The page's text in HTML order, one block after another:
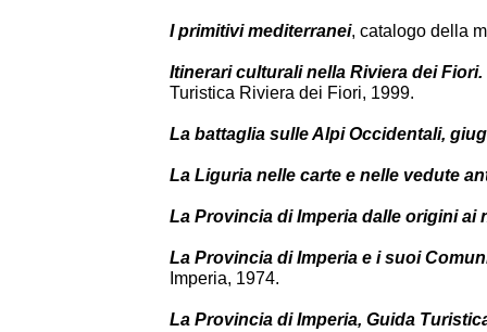
I primitivi mediterranei, catalogo della
Itinerari culturali nella Riviera dei
Turistica Riviera dei Fiori, 1999.
La battaglia sulle Alpi Occidentali,
La Liguria nelle carte e nelle vedute
La Provincia di Imperia dalle origini ai
La Provincia di Imperia e i suoi
Imperia, 1974.
La Provincia di Imperia, Guida